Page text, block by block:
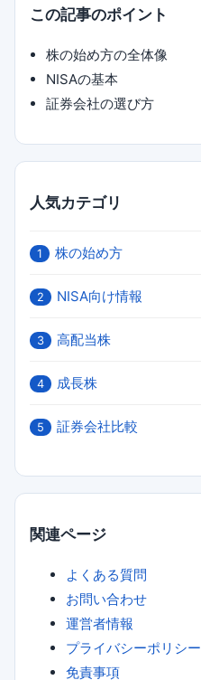
この記事のポイント
株の始め方の全体像
NISAの基本
証券会社の選び方
人気カテゴリ
1 株の始め方
2 NISA向け情報
3 高配当株
4 成長株
5 証券会社比較
関連ページ
よくある質問
お問い合わせ
運営者情報
プライバシーポリシー
免責事項